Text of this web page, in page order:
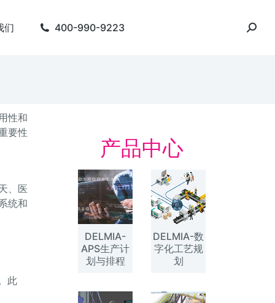
们 400-990-9223
性和
要性
、医
统和
此
产品中心
DELMIA-
APS生产计
划与排程
DELMIA-数
字化工艺规
划